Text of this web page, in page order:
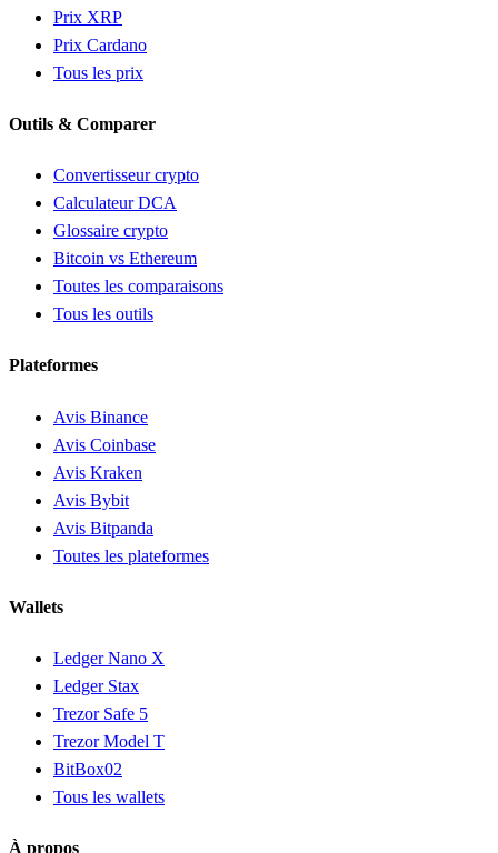
Prix XRP
Prix Cardano
Tous les prix
Outils & Comparer
Convertisseur crypto
Calculateur DCA
Glossaire crypto
Bitcoin vs Ethereum
Toutes les comparaisons
Tous les outils
Plateformes
Avis Binance
Avis Coinbase
Avis Kraken
Avis Bybit
Avis Bitpanda
Toutes les plateformes
Wallets
Ledger Nano X
Ledger Stax
Trezor Safe 5
Trezor Model T
BitBox02
Tous les wallets
À propos